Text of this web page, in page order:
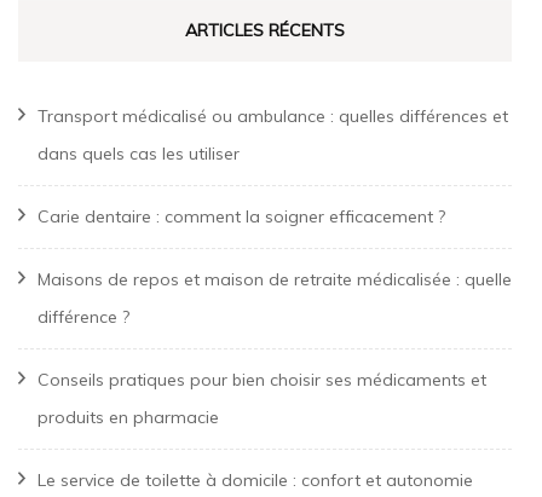
ARTICLES RÉCENTS
Transport médicalisé ou ambulance : quelles différences et
dans quels cas les utiliser
Carie dentaire : comment la soigner efficacement ?
Maisons de repos et maison de retraite médicalisée : quelle
différence ?
Conseils pratiques pour bien choisir ses médicaments et
produits en pharmacie
Le service de toilette à domicile : confort et autonomie